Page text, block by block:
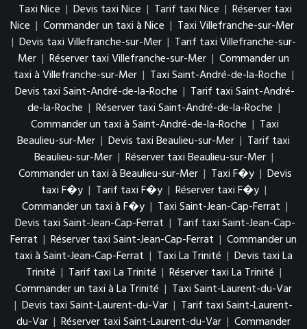
Taxi Nice | Devis taxi Nice | Tarif taxi Nice | Réserver taxi
Nice | Commander un taxi à Nice | Taxi Villefranche-sur-Mer
| Devis taxi Villefranche-sur-Mer | Tarif taxi Villefranche-sur-
Mer | Réserver taxi Villefranche-sur-Mer | Commander un
taxi à Villefranche-sur-Mer | Taxi Saint-André-de-la-Roche |
Devis taxi Saint-André-de-la-Roche | Tarif taxi Saint-André-
de-la-Roche | Réserver taxi Saint-André-de-la-Roche |
Commander un taxi à Saint-André-de-la-Roche | Taxi
Beaulieu-sur-Mer | Devis taxi Beaulieu-sur-Mer | Tarif taxi
Beaulieu-sur-Mer | Réserver taxi Beaulieu-sur-Mer |
Commander un taxi à Beaulieu-sur-Mer | Taxi F�y | Devis
taxi F�y | Tarif taxi F�y | Réserver taxi F�y |
Commander un taxi à F�y | Taxi Saint-Jean-Cap-Ferrat |
Devis taxi Saint-Jean-Cap-Ferrat | Tarif taxi Saint-Jean-Cap-
Ferrat | Réserver taxi Saint-Jean-Cap-Ferrat | Commander un
taxi à Saint-Jean-Cap-Ferrat | Taxi La Trinité | Devis taxi La
Trinité | Tarif taxi La Trinité | Réserver taxi La Trinité |
Commander un taxi à La Trinité | Taxi Saint-Laurent-du-Var
| Devis taxi Saint-Laurent-du-Var | Tarif taxi Saint-Laurent-
du-Var | Réserver taxi Saint-Laurent-du-Var | Commander